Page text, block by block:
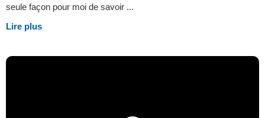
seule façon pour moi de savoir ...
Lire plus